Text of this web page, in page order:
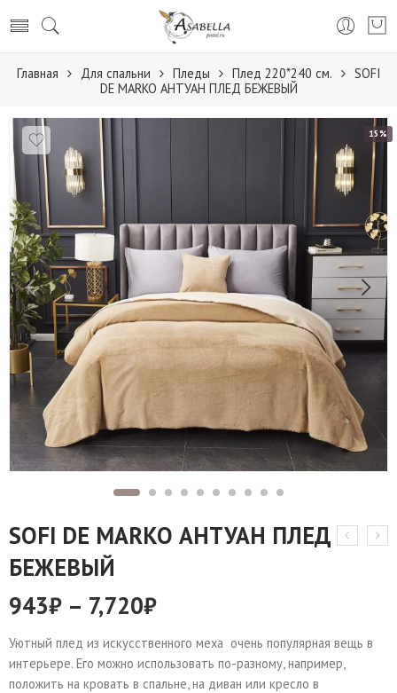
Главная Для спальни Пледы Плед 220*240 см.
SOFI
DE MARKO АНТУАН ПЛЕД БЕЖЕВЫЙ
15%
SOFI DE MARKO АНТУАН ПЛЕД
БЕЖЕВЫЙ
943₽ – 7,720₽
Уютный плед из искусственного меха очень популярная вещь в
интерьере. Его можно использовать по-разному, например,
положить на кровать в спальне, на диван или кресло в